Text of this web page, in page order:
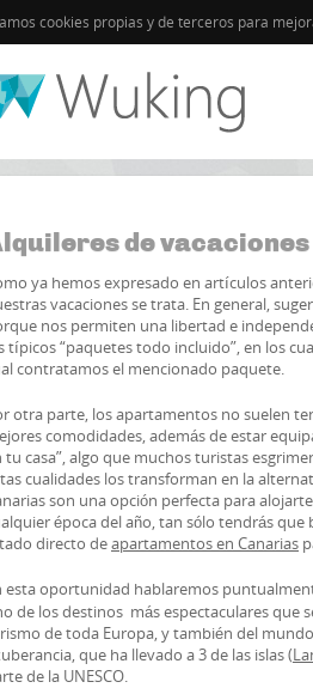
cookies propias y de terceros para
Guía de Canarias
de
ya hemos expresado en artículos
vacaciones se trata. En general,
nos permiten una libertad e
típicos “paquetes todo incluido”, en los
contratamos el mencionado paquete.
otra parte, los apartamentos no suelen
comodidades, además de estar
tu casa”, algo que muchos turistas
cualidades los transforman en la
son una opción perfecta para
época del año, tan sólo tendrás
directo deapartamentos en Canarias
esta oportunidad hablaremos
de los destinos más espectaculares que
de toda Europa, y también del
que ha llevado a 3 de las islas (
de la UNESCO.